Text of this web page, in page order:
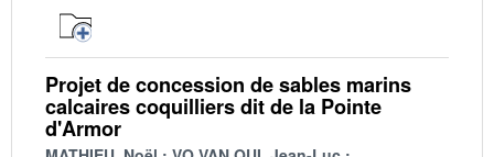
Projet de concession de sables marins
calcaires coquilliers dit de la Pointe
d'Armor